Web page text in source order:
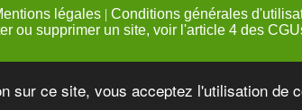
sur ce site, vous acceptez l'utilisation
légales | Conditions générales
ou supprimer un site, voir l'article 4 des